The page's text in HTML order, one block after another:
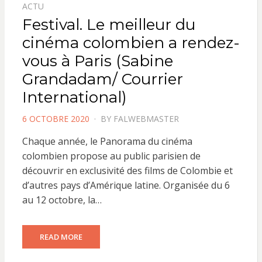
ACTU
Festival. Le meilleur du
cinéma colombien a rendez-
vous à Paris (Sabine
Grandadam/ Courrier
International)
POSTED
6 OCTOBRE 2020 BY FALWEBMASTER
Chaque année, le Panorama du cinéma
colombien propose au public parisien de
découvrir en exclusivité des films de Colombie et
d’autres pays d’Amérique latine. Organisée du 6
au 12 octobre, la…
READ MORE